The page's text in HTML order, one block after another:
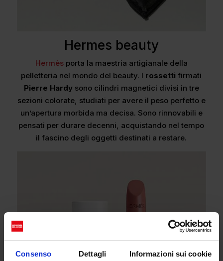
Consenso Dettagli Informazioni sui cookie
Hermes beauty
Hermèsporta la maestria artigianale della
pelletteria nel mondo del beauty. I rossetti firmati
Pierre Hardysono cilindri magnetici divisi in tre
sezioni colorate, studiati per avere il peso perfetto e
un’apertura morbida ma decisa. Sono rinnovabili e
pensati per durare decenni, acquistando nel tempo
il fascino degli oggetti destinati a restare.